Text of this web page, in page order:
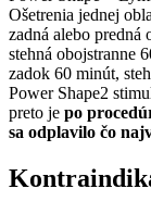
Ošetrenia jednej
zadná alebo predná
stehná obojstranne
zadok 60 minút,
Power Shape2
preto je po
sa odplavilo čo